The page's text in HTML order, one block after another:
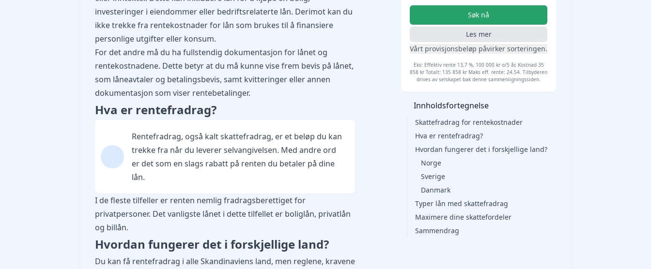
Les mer
Søk nå
Vårt provisjonsbeløp påvirker sorteringen.
Eks: Effektiv rente 13,7 %, 100 000 kr o/5 år, Kostnad 35
858 kr Totalt: 135 858 kr Maks eff. rente: 24.54. Tilbyderen
drives av selskapet bak denne sammenligningssiden.
Innholdsfortegnelse
Skattefradrag for rentekostnader
Hva er rentefradrag?
Hvordan fungerer det i forskjellige land?
Norge
Sverige
Danmark
Typer lån med skattefradrag
Maximere dine skattefordeler
Sammendrag
investeringer i eiendommer eller bedriftsrelaterte lån. Derimot kan du
ikke trekke fra rentekostnader for lån som brukes til å finansiere
personlige utgifter eller konsum.
For det andre må du ha fullstendig dokumentasjon for lånet og
rentekostnadene. Dette betyr at du må kunne vise frem bevis på lånet,
som låneavtaler og betalingsbevis, samt kvitteringer eller annen
dokumentasjon som viser rentebetalinger.
Hva er rentefradrag?
Rentefradrag, også kalt skattefradrag, er et beløp du kan
trekke fra når du leverer selvangivelsen. Med andre ord
er det som en slags rabatt på renten du betaler på dine
lån.
I de fleste tilfeller er renten nemlig fradragsberettiget for
privatpersoner. Det vanligste lånet i dette tilfellet er boliglån, privatlån
og billån.
Hvordan fungerer det i forskjellige land?
Du kan få rentefradrag i alle Skandinaviens land, men reglene, kravene